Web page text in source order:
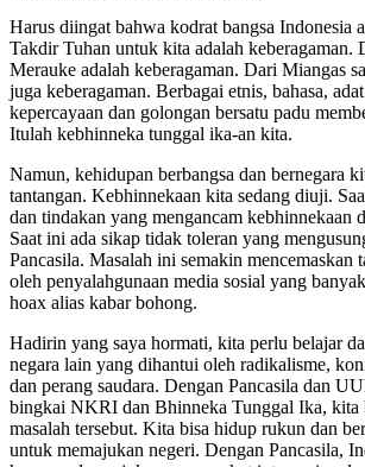
Harus diingat bahwa kodrat bangsa Indonesia
Takdir Tuhan untuk kita adalah keberagaman.
Merauke adalah keberagaman. Dari Miangas
juga keberagaman. Berbagai etnis, bahasa,
kepercayaan dan golongan bersatu padu
Itulah kebhinneka tunggal ika-an kita.
Namun, kehidupan berbangsa dan bernegara
tantangan. Kebhinnekaan kita sedang diuji.
dan tindakan yang mengancam kebhinnekaan
Saat ini ada sikap tidak toleran yang
Pancasila. Masalah ini semakin mencemaskan
oleh penyalahgunaan media sosial yang
hoax alias kabar bohong.
Hadirin yang saya hormati, kita perlu belajar
negara lain yang dihantui oleh radikalisme,
dan perang saudara. Dengan Pancasila dan
bingkai NKRI dan Bhinneka Tunggal Ika, kita
masalah tersebut. Kita bisa hidup rukun dan
untuk memajukan negeri. Dengan Pancasila,